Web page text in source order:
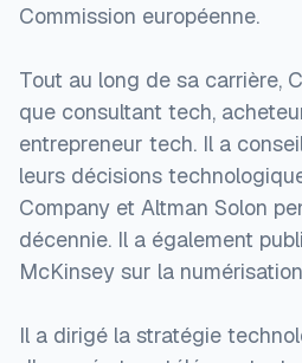
Commission européenne.
Tout au long de sa carrière,
que consultant tech,
entrepreneur tech. Il a
leurs décisions
Company et Altman Solon
décennie. Il a également
McKinsey sur la
Il a dirigé la stratégie